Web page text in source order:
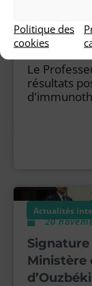
Politique des
cookies
patients
Le
résultats
Actualités
20
Ministère